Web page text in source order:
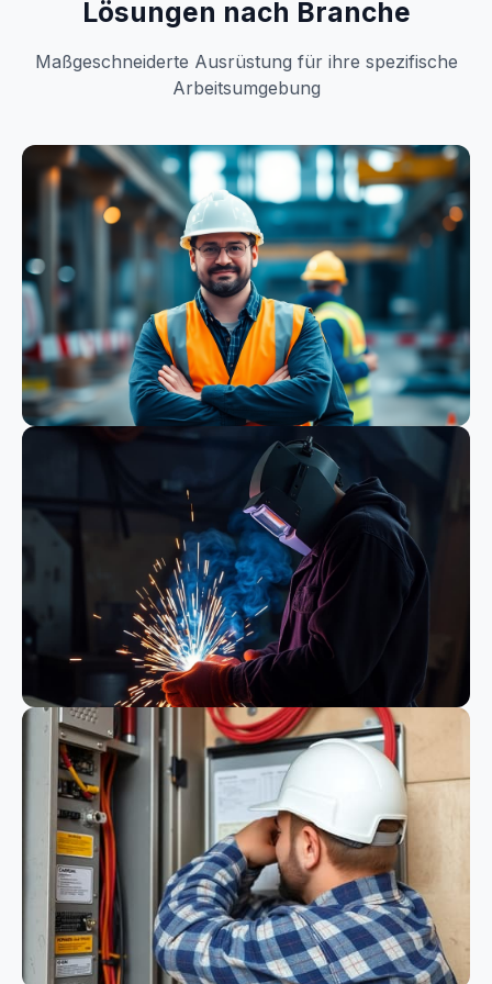
Lösungen nach Branche
Maßgeschneiderte Ausrüstung für ihre spezifische
Arbeitsumgebung
Bauwesen
Schweißen